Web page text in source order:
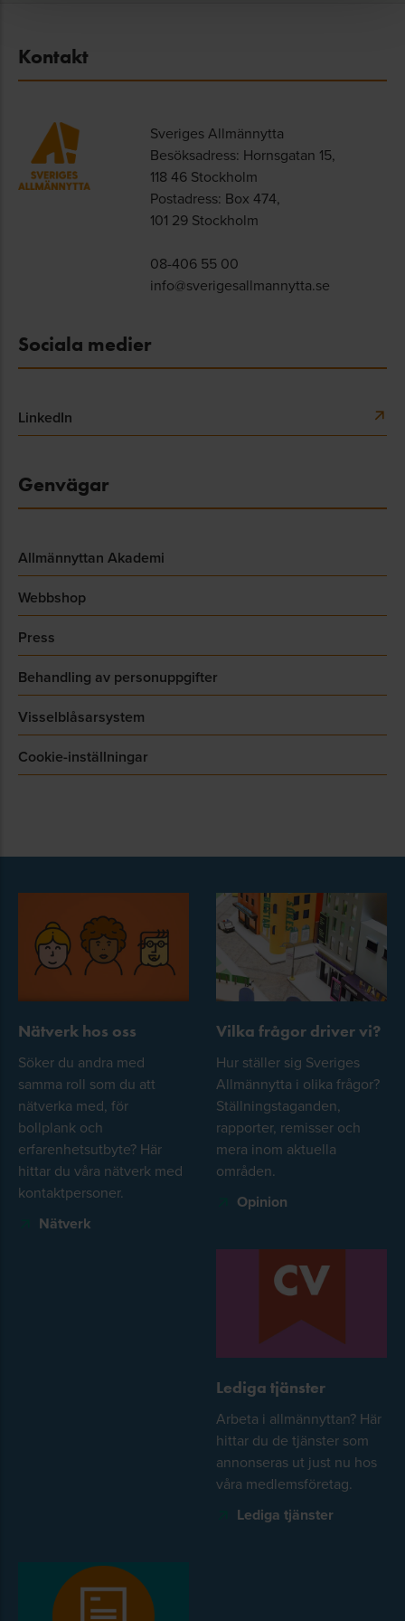
Kontakt
Sveriges Allmännytta
Besöksadress: Hornsgatan 15,
118 46 Stockholm
Postadress: Box 474,
101 29 Stockholm
08-406 55 00
info@sverigesallmannytta.se
Sociala medier
LinkedIn
Genvägar
Allmännyttan Akademi
Webbshop
Press
Behandling av personuppgifter
Visselblåsarsystem
Cookie-inställningar
Nätverk hos oss
Söker du andra med
samma roll som du att
nätverka med, för
bollplank och
erfarenhetsutbyte? Här
hittar du våra nätverk med
kontaktpersoner.
Nätverk
Vilka frågor driver vi?
Hur ställer sig Sveriges
Allmännytta i olika frågor?
Ställningstaganden,
rapporter, remisser och
mera inom aktuella
områden.
Opinion
Lediga tjänster
Arbeta i allmännyttan? Här
hittar du de tjänster som
annonseras ut just nu hos
våra medlemsföretag.
Lediga tjänster